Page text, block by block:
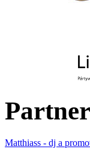
Matthiass - dj a